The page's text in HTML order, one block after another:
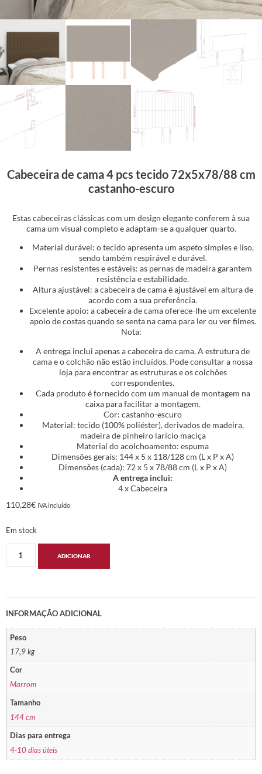
Cabeceira de cama 4 pcs tecido 72x5x78/88 cm
castanho-escuro
Estas cabeceiras clássicas com um design elegante conferem à sua
cama um visual completo e adaptam-se a qualquer quarto.
Material durável: o tecido apresenta um aspeto simples e liso,
sendo também respirável e durável.
Pernas resistentes e estáveis: as pernas de madeira garantem
resistência e estabilidade.
Altura ajustável: a cabeceira de cama é ajustável em altura de
acordo com a sua preferência.
Excelente apoio: a cabeceira de cama oferece-lhe um excelente
apoio de costas quando se senta na cama para ler ou ver filmes.
Nota:
A entrega inclui apenas a cabeceira de cama. A estrutura de
cama e o colchão não estão incluídos. Pode consultar a nossa
loja para encontrar as estruturas e os colchões
correspondentes.
Cada produto é fornecido com um manual de montagem na
caixa para facilitar a montagem.
Cor: castanho-escuro
Material: tecido (100% poliéster), derivados de madeira,
madeira de pinheiro larício maciça
Material do acolchoamento: espuma
Dimensões gerais: 144 x 5 x 118/128 cm (L x P x A)
Dimensões (cada): 72 x 5 x 78/88 cm (L x P x A)
A entrega inclui:
4 x Cabeceira
110,28€ IVA incluido
Em stock
ADICIONAR
INFORMAÇÃO ADICIONAL
Peso
17,9 kg
Cor
Marrom
Tamanho
144 cm
Dias para entrega
4-10 dias úteis